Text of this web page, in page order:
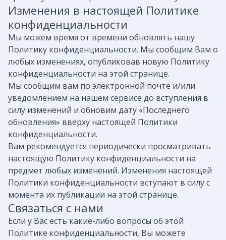
Изменения в настоящей Политике
конфиденциальности
Мы можем время от времени обновлять нашу
Политику конфиденциальности. Мы сообщим Вам о
любых изменениях, опубликовав новую Политику
конфиденциальности на этой странице.
Мы сообщим вам по электронной почте и/или
уведомлением на нашем сервисе до вступления в
силу изменений и обновим дату «Последнего
обновления» вверху настоящей Политики
конфиденциальности.
Вам рекомендуется периодически просматривать
настоящую Политику конфиденциальности на
предмет любых изменений. Изменения настоящей
Политики конфиденциальности вступают в силу с
момента их публикации на этой странице.
Связаться с нами
Если у Вас есть какие-либо вопросы об этой
Политике конфиденциальности, Вы можете